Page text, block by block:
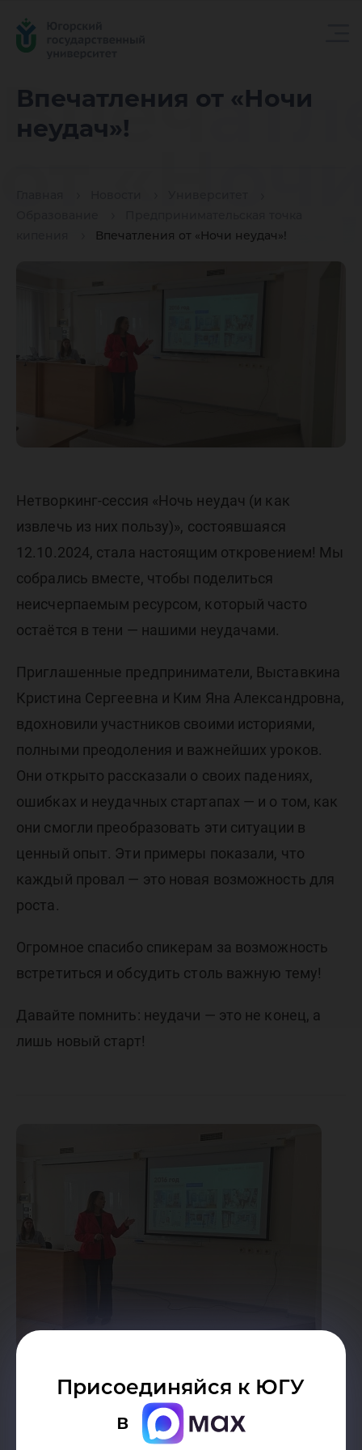
Впечатления от «Ночи
неудач»!
Впечатления от «Ночи неудач»!
неудач»!
Присоединяйся к ЮГУ
в
Нетворкинг-сессия «Ночь неудач (и как
извлечь из них пользу)», состоявшаяся
12.10.2024, стала настоящим откровением! Мы
собрались вместе, чтобы поделиться
неисчерпаемым ресурсом, который часто
остаётся в тени — нашими неудачами.
Приглашенные предприниматели, Выставкина
Кристина Сергеевна и Ким Яна Александровна,
вдохновили участников своими историями,
полными преодоления и важнейших уроков.
Они открыто рассказали о своих падениях,
ошибках и неудачных стартапах — и о том, как
они смогли преобразовать эти ситуации в
ценный опыт. Эти примеры показали, что
каждый провал — это новая возможность для
роста.
Огромное спасибо спикерам за возможность
встретиться и обсудить столь важную тему!
Давайте помнить: неудачи — это не конец, а
лишь новый старт!
Дата публикации: 12.10.2024